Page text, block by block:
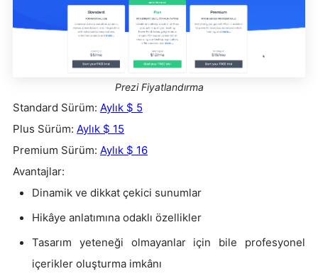
Prezi Fiyatlandırma
Standard Sürüm: Aylık $ 5
Plus Sürüm: Aylık $ 15
Premium Sürüm: Aylık $ 16
Avantajlar:
Dinamik ve dikkat çekici sunumlar
Hikâye anlatımına odaklı özellikler
Tasarım yeteneği olmayanlar için bile profesyonel
içerikler oluşturma imkânı